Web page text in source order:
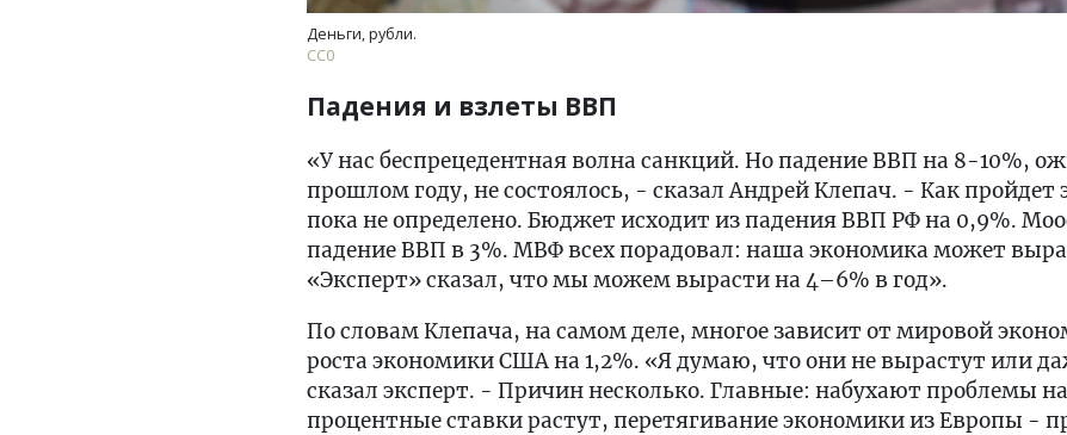
Деньги, рубли.
CC0
Падения и взлеты ВВП
«У нас беспрецедентная волна санкций. Но падение ВВП на 8-10%,
прошлом году, не состоялось, - сказал Андрей Клепач. - Как пройдет
пока не определено. Бюджет исходит из падения ВВП РФ на 0,9%.
падение ВВП в 3%. МВФ всех порадовал: наша экономика может
«Эксперт» сказал, что мы можем вырасти на 4–6% в год».
По словам Клепача, на самом деле, многое зависит от мировой
роста экономики США на 1,2%. «Я думаю, что они не вырастут или
сказал эксперт. - Причин несколько. Главные: набухают проблемы
процентные ставки растут, перетягивание экономики из Европы -